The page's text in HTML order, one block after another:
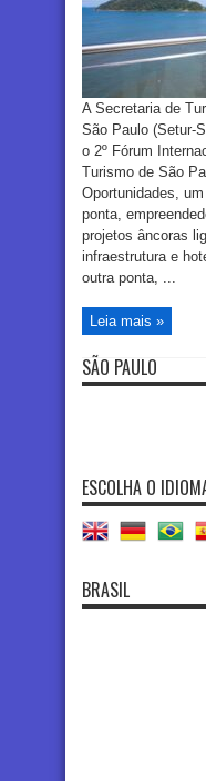
A Secretaria de
São Paulo (Setur-
o 2º Fórum
Turismo de São
Oportunidades,
ponta,
projetos âncoras
infraestrutura e
outra ponta, ...
Leia mais »
SÃO PAULO
ESCOLHA O
BRASIL